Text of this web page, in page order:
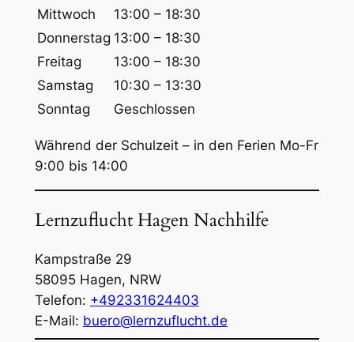
e
n
Mittwoch
13:00 – 18:30
Donnerstag 13:00 – 18:30
Freitag
13:00 – 18:30
Samstag
10:30 – 13:30
Sonntag
Geschlossen
Während der Schulzeit – in den Ferien Mo-Fr
9:00 bis 14:00
Lernzuflucht Hagen Nachhilfe
Kampstraße 29
58095Hagen, NRW
Telefon: +492331624403
E-Mail: buero@lernzuflucht.de